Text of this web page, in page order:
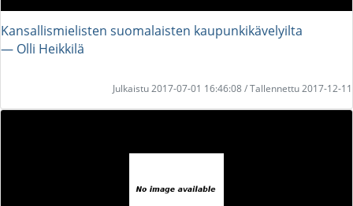
Kansallismielisten suomalaisten kaupunkikävelyilta
― Olli Heikkilä
Julkaistu 2017-07-01 16:46:08 / Tallennettu 2017-12-11